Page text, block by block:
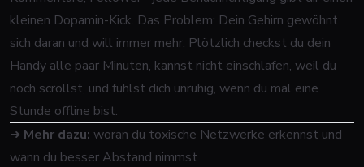
kleinen Dopamin-Kick. Das Problem: Dein Gehirn gewöhnt
sich daran und will immer mehr. Plötzlich checkst du dein
Handy alle paar Minuten, kannst nicht einschlafen, weil du
noch scrollst, und fühlst dich unruhig, wenn du mal eine
Stunde offline bist.
➜ Mehr dazu: woran du toxische Netzwerke erkennst und
wann du besser Abstand nimmst